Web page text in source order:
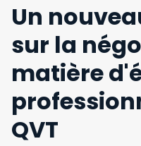
Un
sur la
matière
QVT